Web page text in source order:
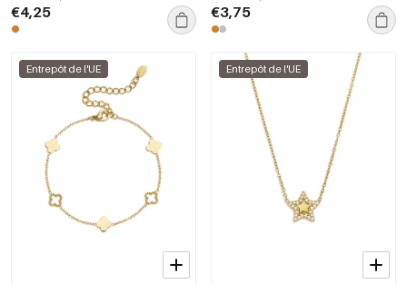
Simple, bijoux pour femmes
€4,25
Daily Simple, bijoux pour
femmes
€3,75
Entrepôt de l'UE Entrepôt de l'UE